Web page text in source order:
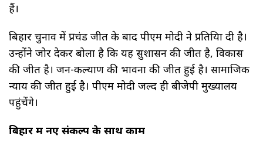
हैं।
बिहार चुनाव में प्रचंड जीत के बाद पीएम मोदी ने प्रतिक्रिया दी है।
उन्होंने जोर देकर बोला है कि यह सुशासन की जीत है, विकास
की जीत है। जन-कल्याण की भावना की जीत हुई है। सामाजिक
न्याय की जीत हुई है। पीएम मोदी जल्द ही बीजेपी मुख्यालय
पहुंचेंगे।
बिहार में नए संकल्प के साथ काम